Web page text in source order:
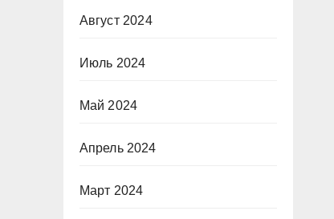
Август 2024
Июль 2024
Май 2024
Апрель 2024
Март 2024